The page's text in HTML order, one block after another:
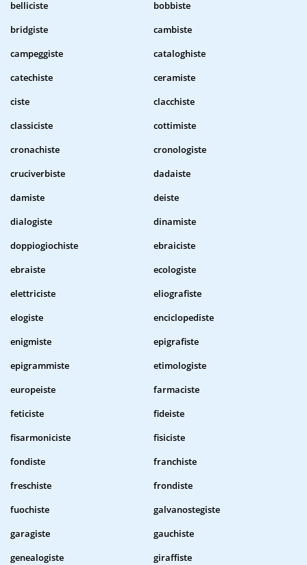
belliciste
bobbiste
bridgiste
cambiste
campeggiste
cataloghiste
catechiste
ceramiste
ciste
clacchiste
classiciste
cottimiste
cronachiste
cronologiste
cruciverbiste
dadaiste
damiste
deiste
dialogiste
dinamiste
doppiogiochiste
ebraiciste
ebraiste
ecologiste
elettriciste
eliografiste
elogiste
enciclopediste
enigmiste
epigrafiste
epigrammiste
etimologiste
europeiste
farmaciste
feticiste
fideiste
fisarmoniciste
fisiciste
fondiste
franchiste
freschiste
frondiste
fuochiste
galvanostegiste
garagiste
gauchiste
genealogiste
giraffiste